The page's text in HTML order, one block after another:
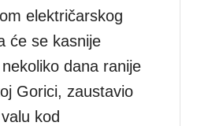
električarskog
će se kasnije
dana ranije
Gorici, zaustavio
kod